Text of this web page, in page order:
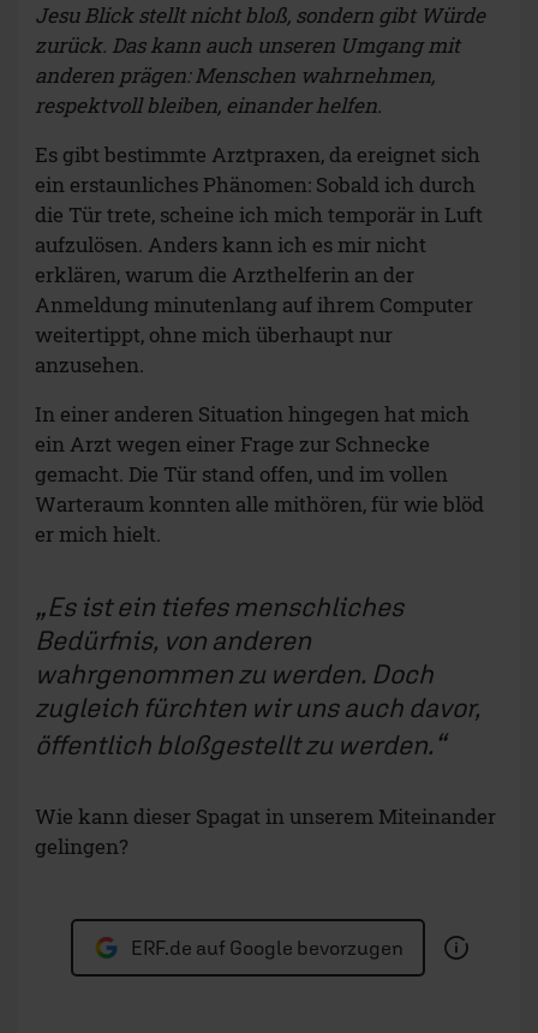
Jesu Blick stellt nicht bloß, sondern gibt Würde
zurück. Das kann auch unseren Umgang mit
anderen prägen: Menschen wahrnehmen,
respektvoll bleiben, einander helfen.
Es gibt bestimmte Arztpraxen, da ereignet sich
ein erstaunliches Phänomen: Sobald ich durch
die Tür trete, scheine ich mich temporär in Luft
aufzulösen. Anders kann ich es mir nicht
erklären, warum die Arzthelferin an der
Anmeldung minutenlang auf ihrem Computer
weitertippt, ohne mich überhaupt nur
anzusehen.
In einer anderen Situation hingegen hat mich
ein Arzt wegen einer Frage zur Schnecke
gemacht. Die Tür stand offen, und im vollen
Warteraum konnten alle mithören, für wie blöd
er mich hielt.
Es ist ein tiefes menschliches
Bedürfnis, von anderen
wahrgenommen zu werden. Doch
zugleich fürchten wir uns auch davor,
öffentlich bloßgestellt zu werden.
Wie kann dieser Spagat in unserem Miteinander
gelingen?
ERF.de auf Google bevorzugen